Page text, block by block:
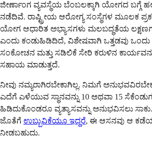
ಜೀರ್ಣಾಂಗ ವ್ಯವಸ್ಥೆಯ ಬೆಂಬಲಕ್ಕಾಗಿ ಯೋಗದ ಬಗ್ಗೆ
ನಡೆದಿವೆ. ರಾಷ್ಟ್ರೀಯ ಆರೋಗ್ಯ ಸಂಸ್ಥೆಗಳ ಮೂಲಕ
ಯೋಗ ಆಧಾರಿತ ಅಭ್ಯಾಸಗಳು ಮಲಬದ್ಧತೆಯ
ಎಂದು ಕಂಡುಹಿಡಿದಿದೆ, ವಿಶೇಷವಾಗಿ ಒತ್ತಡವು ಒಂದು
ಸಂಕೋಚನ ಮತ್ತು ಸಡಿಲಿಕೆ ಸೇರಿ ಕರುಳಿನ
ಸಹಾಯ ಮಾಡುತ್ತದೆ.
ನೀವು ನಮ್ಯರಾಗಿರಬೇಕಾಗಿಲ್ಲ. ನಿಮಗೆ
ಎದೆಗೆ ಎಳೆಯುವ ಸ್ಥಾನವನ್ನು 10 ಅಥವಾ 15
ಹಿಡಿದುಕೊಂಡರೂ ವ್ಯತ್ಯಾಸವನ್ನು ಅನುಭವಿಸಲು
ಜೊತೆಗೆ ಉಬ್ಬುವಿಕೆಯೂ ಇದ್ದರೆ, ಈ ಆಸನವು ಆ
ನೀಡಬಹುದು.